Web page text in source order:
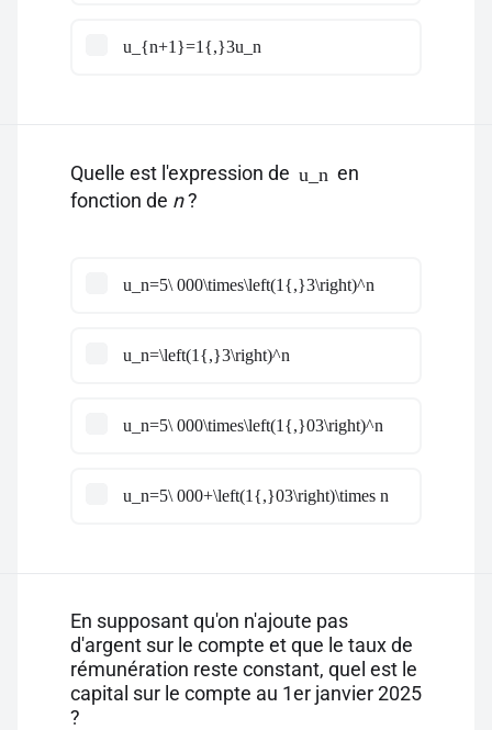
u_{n+1}=1{,}3u_n
Quelle est l'expression de u_n en
fonction de n?
u_n=5\ 000\times\left(1{,}3\right)^n
u_n=\left(1{,}3\right)^n
u_n=5\ 000\times\left(1{,}03\right)^n
u_n=5\ 000+\left(1{,}03\right)\times n
En supposant qu'on n'ajoute pas
d'argent sur le compte et que le taux de
rémunération reste constant, quel est le
capital sur le compte au 1er janvier 2025
?